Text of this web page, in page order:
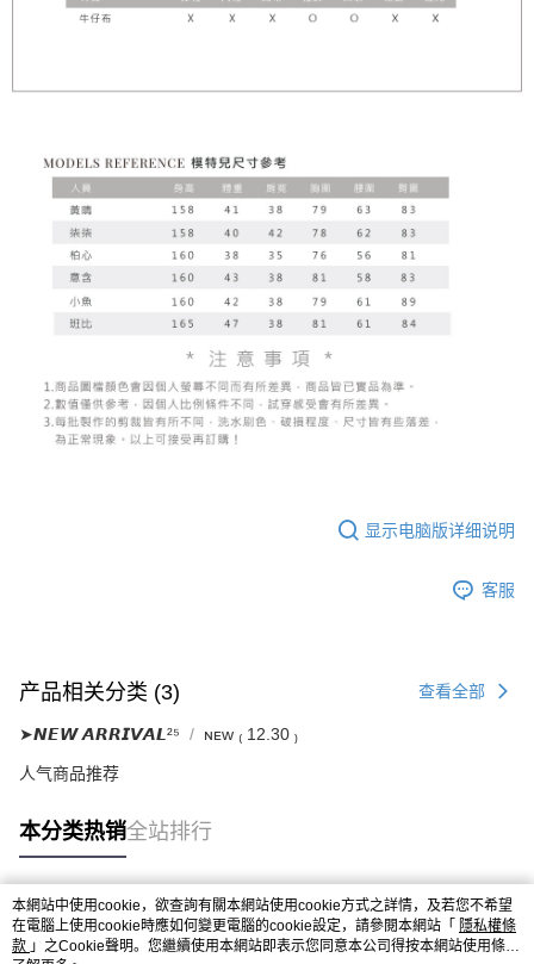
显示电脑版详细说明
客服
产品相关分类 (3) 查看全部
➤𝙉𝙀𝙒 𝘼𝙍𝙍𝙄𝙑𝘼𝙇²⁵ ɴᴇᴡ ₍ 12.30 ₎
人气商品推荐
本分类热销全站排行
热门标签
本網站中使用cookie，欲查詢有關本網站使用cookie方式之詳情，及若您不希望
在電腦上使用cookie時應如何變更電腦的cookie設定，請參閱本網站「 隱私權條
款 」之Cookie聲明。您繼續使用本網站即表示您同意本公司得按本網站使用條款